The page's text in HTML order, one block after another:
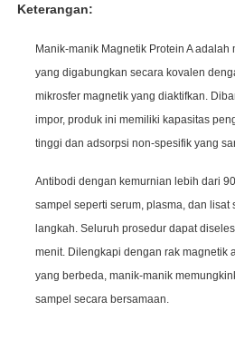
Keterangan:
Manik-manik Magnetik Protein A adalah
yang digabungkan secara kovalen
mikrosfer magnetik yang diaktifkan.
impor, produk ini memiliki kapasitas
tinggi dan adsorpsi non-spesifik yang
Antibodi dengan kemurnian lebih dari
sampel seperti serum, plasma, dan lisat
langkah. Seluruh prosedur dapat
menit. Dilengkapi dengan rak magnetik
yang berbeda, manik-manik
sampel secara bersamaan.